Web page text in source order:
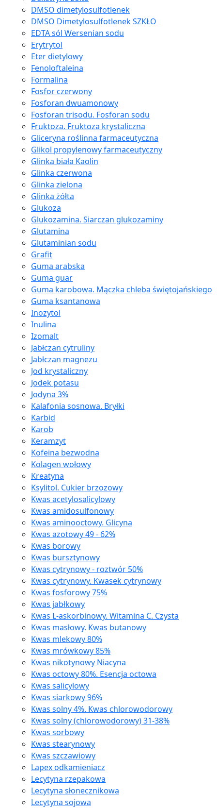
DMSO dimetylosulfotlenek
DMSO Dimetylosulfotlenek SZKŁO
EDTA sól Wersenian sodu
Erytrytol
Eter dietylowy
Fenoloftaleina
Formalina
Fosfor czerwony
Fosforan dwuamonowy
Fosforan trisodu. Fosforan sodu
Fruktoza. Fruktoza krystaliczna
Gliceryna roślinna farmaceutyczna
Glikol propylenowy farmaceutyczny
Glinka biała Kaolin
Glinka czerwona
Glinka zielona
Glinka żółta
Glukoza
Glukozamina. Siarczan glukozaminy
Glutamina
Glutaminian sodu
Grafit
Guma arabska
Guma guar
Guma karobowa. Mączka chleba świętojańskiego
Guma ksantanowa
Inozytol
Inulina
Izomalt
Jabłczan cytruliny
Jabłczan magnezu
Jod krystaliczny
Jodek potasu
Jodyna 3%
Kalafonia sosnowa. Bryłki
Karbid
Karob
Keramzyt
Kofeina bezwodna
Kolagen wołowy
Kreatyna
Ksylitol. Cukier brzozowy
Kwas acetylosalicylowy
Kwas amidosulfonowy
Kwas aminooctowy. Glicyna
Kwas azotowy 49 - 62%
Kwas borowy
Kwas bursztynowy
Kwas cytrynowy - roztwór 50%
Kwas cytrynowy. Kwasek cytrynowy
Kwas fosforowy 75%
Kwas jabłkowy
Kwas L-askorbinowy. Witamina C. Czysta
Kwas masłowy. Kwas butanowy
Kwas mlekowy 80%
Kwas mrówkowy 85%
Kwas nikotynowy Niacyna
Kwas octowy 80%. Esencja octowa
Kwas salicylowy
Kwas siarkowy 96%
Kwas solny 4%. Kwas chlorowodorowy
Kwas solny (chlorowodorowy) 31-38%
Kwas sorbowy
Kwas stearynowy
Kwas szczawiowy
Lapex odkamieniacz
Lecytyna rzepakowa
Lecytyna słonecznikowa
Lecytyna sojowa